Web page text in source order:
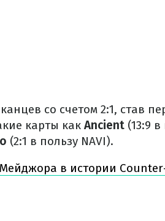
со счетом 2:1, став
карты как Ancient (13:9
(2:1 в пользу NAVI).
в истории